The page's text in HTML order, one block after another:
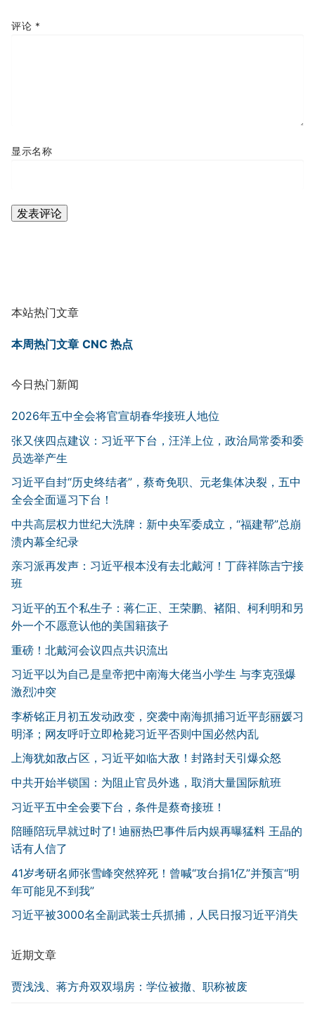
评论 *
显示名称
本站热门文章
本周热门文章 CNC 热点
今日热门新闻
2026年五中全会将官宣胡春华接班人地位
张又侠四点建议：习近平下台，汪洋上位，政治局常委和委
员选举产生
习近平自封“历史终结者”，蔡奇免职、元老集体决裂，五中
全会全面逼习下台！
中共高层权力世纪大洗牌：新中央军委成立，“福建帮”总崩
溃内幕全纪录
亲习派再发声：习近平根本没有去北戴河！丁薛祥陈吉宁接
班
习近平的五个私生子：蒋仁正、王荣鹏、褚阳、柯利明和另
外一个不愿意认他的美国籍孩子
重磅！北戴河会议四点共识流出
习近平以为自己是皇帝把中南海大佬当小学生 与李克强爆
激烈冲突
李桥铭正月初五发动政变，突袭中南海抓捕习近平彭丽媛习
明泽；网友呼吁立即枪毙习近平否则中国必然内乱
上海犹如敌占区，习近平如临大敌！封路封天引爆众怒
中共开始半锁国：为阻止官员外逃，取消大量国际航班
习近平五中全会要下台，条件是蔡奇接班！
陪睡陪玩早就过时了! 迪丽热巴事件后内娱再曝猛料 王晶的
话有人信了
41岁考研名师张雪峰突然猝死！曾喊“攻台捐1亿”并预言“明
年可能见不到我”
习近平被3000名全副武装士兵抓捕，人民日报习近平消失
近期文章
贾浅浅、蒋方舟双双塌房：学位被撤、职称被废